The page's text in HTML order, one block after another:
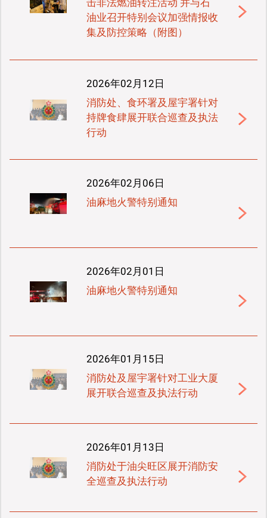
击非法燃油转注活动 并与石
油业召开特别会议加强情报收
集及防控策略（附图）
2026年02月12日
消防处、食环署及屋宇署针对
持牌食肆展开联合巡查及执法
行动
2026年02月06日
油麻地火警特别通知
2026年02月01日
油麻地火警特别通知
2026年01月15日
消防处及屋宇署针对工业大厦
展开联合巡查及执法行动
2026年01月13日
消防处于油尖旺区展开消防安
全巡查及执法行动